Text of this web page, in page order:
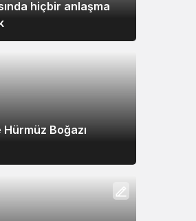
hiçbir anlaşma
Boğazı